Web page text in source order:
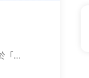
「...